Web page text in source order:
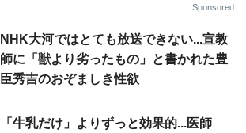
Sponsored
NHK大河ではとても放送できない...宣教
師に「獣より劣ったもの」と書かれた豊
臣秀吉のおぞましき性欲
「牛乳だけ」よりずっと効果的...医師